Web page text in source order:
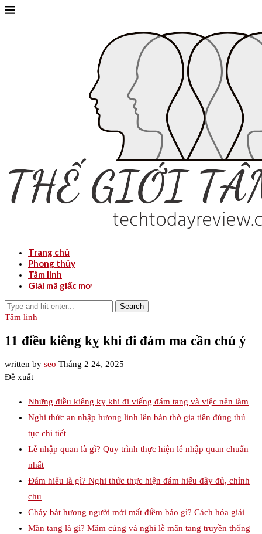
Trang chủ
Phong thủy
Tâm linh
Giải mã giấc mơ
Search
Tâm linh
11 điều kiêng kỵ khi đi đám ma cần chú ý
written by seo Tháng 2 24, 2025
Đề xuất
Những điều kiêng kỵ khi đi viếng đám tang và việc nên làm
Nghi thức an nhập hương linh lên bàn thờ gia tiên đúng thủ
tục chi tiết
Lễ nhập quan là gì? Quy trình thực hiện lễ nhập quan chuẩn
nhất
Đám hiếu là gì? Nghi thức thực hiện đám hiếu đầy đủ, chỉnh
chu
Cháy bát hương người mới mất điềm báo gì? Cách hóa giải
Mãn tang là gì? Mâm cúng và nghi lễ mãn tang truyền thống